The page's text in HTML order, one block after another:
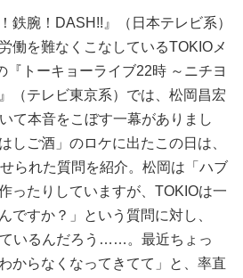
鉄腕！DASH!!』（日本テレビ系）
働を難なくこなしているTOKIOメ
『トーキョーライブ22時 ～ニチヨ
（テレビ東京系）では、松岡昌宏
て本音をこぼす一幕がありまし
しご酒」のロケに出たこの日は、
られた質問を紹介。松岡は「ハブ
ったりしていますが、TOKIOは一
ですか？」という質問に対し、
ているんだろう……。最近ちょっ
からなくなってきてて」と、率直